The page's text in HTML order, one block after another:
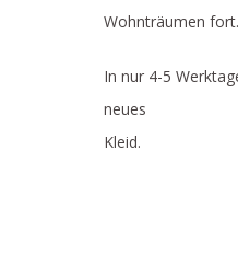
Wohnträumen fort.
In nur 4-5
neues
Kleid.